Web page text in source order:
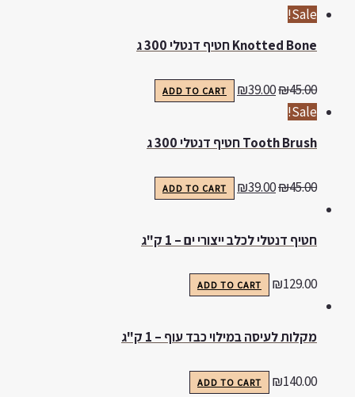
Sale!
Knotted Bone חטיף דנטלי 300 ג
₪45.00
₪39.00
ADD TO CART
Sale!
Tooth Brush חטיף דנטלי 300 ג
₪45.00
₪39.00
ADD TO CART
חטיף דנטלי לכלב ייצורי ים – 1 ק"ג
₪129.00
ADD TO CART
מקלות לעיסה במילוי כבד עוף – 1 ק"ג
₪140.00
ADD TO CART